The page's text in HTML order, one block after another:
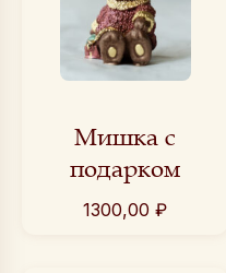
Мишка с
подарком
1300,00 ₽